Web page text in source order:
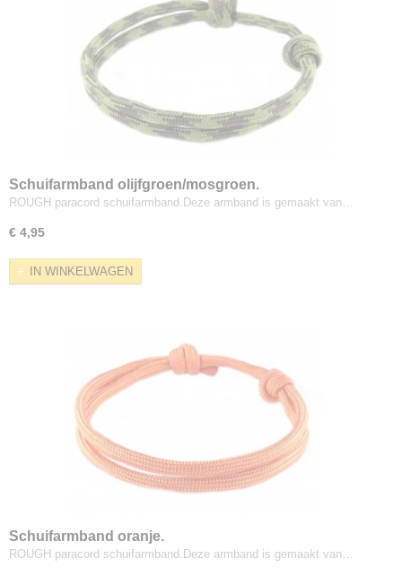
Schuifarmband olijfgroen/mosgroen.
ROUGH paracord schuifarmband.Deze armband is gemaakt van…
€ 4,95
IN WINKELWAGEN
Schuifarmband oranje.
ROUGH paracord schuifarmband.Deze armband is gemaakt van…